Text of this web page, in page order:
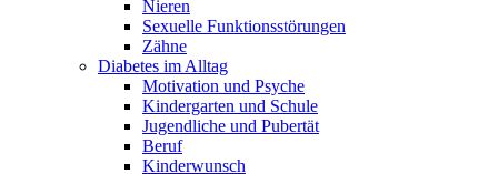
Nieren
Sexuelle Funktionsstörungen
Zähne
Diabetes im Alltag
Motivation und Psyche
Kindergarten und Schule
Jugendliche und Pubertät
Beruf
Kinderwunsch